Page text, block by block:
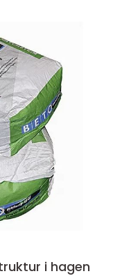
tidløs struktur i hagen